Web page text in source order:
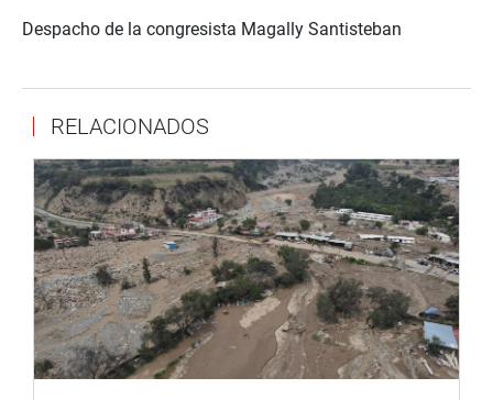
Despacho de la congresista Magally Santisteban
RELACIONADOS